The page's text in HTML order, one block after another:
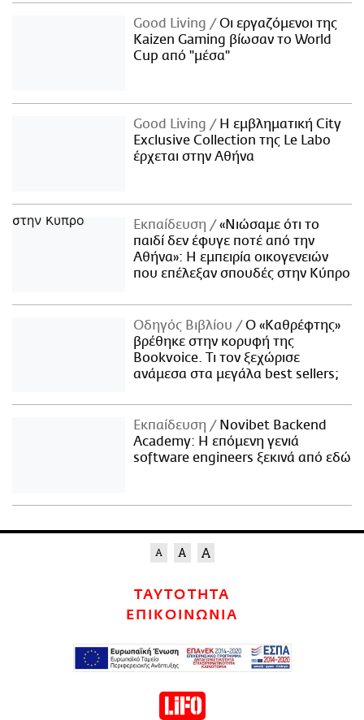
Good Living
Οι εργαζόμενοι της
Kaizen Gaming βίωσαν το World
Cup από "μέσα"
Good Living
Η εμβληματική City
Exclusive Collection της Le Labo
έρχεται στην Αθήνα
Εκπαίδευση
«Νιώσαμε ότι το
παιδί δεν έφυγε ποτέ από την
Αθήνα»: Η εμπειρία οικογενειών
που επέλεξαν σπουδές στην Κύπρο
Οδηγός Βιβλίου
Ο «Καθρέφτης»
βρέθηκε στην κορυφή της
Bookvoice. Τι τον ξεχώρισε
ανάμεσα στα μεγάλα best sellers;
Εκπαίδευση
Novibet Backend
Academy: Η επόμενη γενιά
software engineers ξεκινά από εδώ
ΤΑΥΤΟΤΗΤΑ
ΕΠΙΚΟΙΝΩΝΙΑ